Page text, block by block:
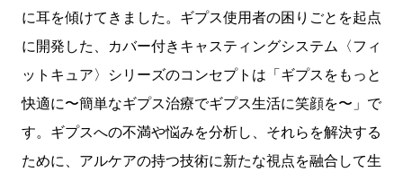
に耳を傾けてきました。ギプス使用者の困りごとを起点
に開発した、カバー付きキャスティングシステム〈フィ
ットキュア〉シリーズのコンセプトは「ギプスをもっと
快適に〜簡単なギプス治療でギプス生活に笑顔を〜」で
す。ギプスへの不満や悩みを分析し、それらを解決する
ために、アルケアの持つ技術に新たな視点を融合して生